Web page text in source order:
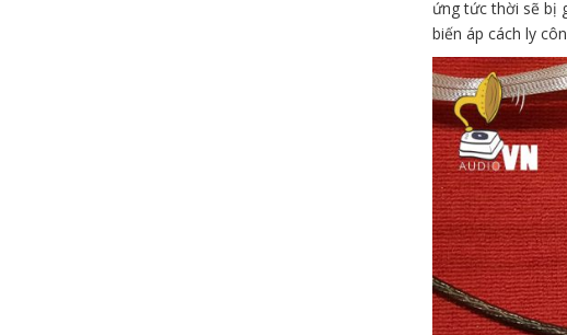
ứng tức thời sẽ bị
biến áp cách ly